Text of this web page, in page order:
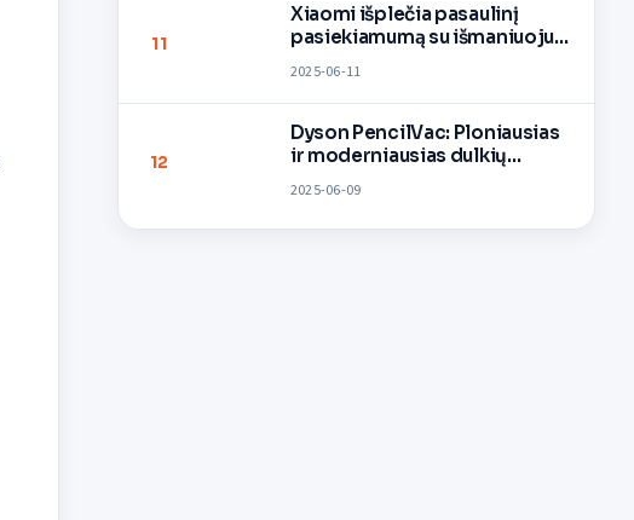
11
Xiaomi išplečia pasaulinį
pasiekiamumą su išmaniuoju
2025-06-11
12
Dyson PencilVac: Ploniausias
ir moderniausias dulkių
2025-06-09